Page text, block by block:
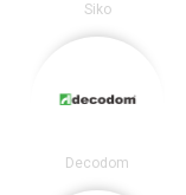
Siko
Decodom